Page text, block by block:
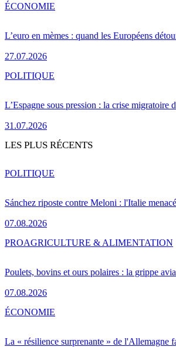
L’euro en mèmes : quand les Européens
27.07.2026
ÉCONOMIE
L’Espagne sous pression : la crise migratoire
31.07.2026
POLITIQUE
LES PLUS RÉCENTS
Sánchez riposte contre Meloni : l'Italie
07.08.2026
POLITIQUE
Poulets, bovins et ours polaires : la grippe
07.08.2026
PROAGRICULTURE & ALIMENTATION
La « résilience surprenante » de l'Allemagne
ÉCONOMIE